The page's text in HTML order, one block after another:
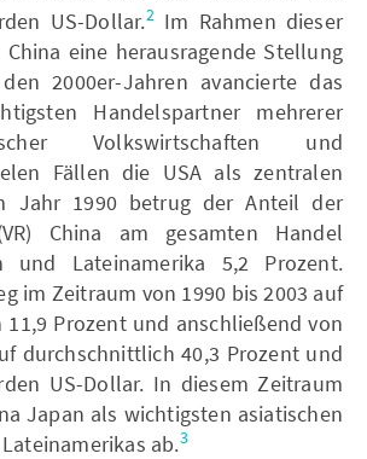
US-Dollar.2Im Rahmen dieser
eine herausragende Stellung
2000er-Jahren avancierte das
Handelspartner mehrerer
Volkswirtschaften und
Fällen die USA als zentralen
Jahr 1990 betrug der Anteil der
China am gesamten Handel
und Lateinamerika 5,2 Prozent.
im Zeitraum von 1990 bis 2003 auf
Prozent und anschließend von
durchschnittlich 40,3 Prozent und
US-Dollar. In diesem Zeitraum
Japan als wichtigsten asiatischen
ab.3